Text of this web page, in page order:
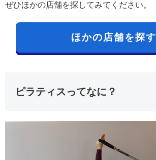
ぜひほかの店舗を探してみてください。
ほかの店舗を探す
ピラティスってなに？